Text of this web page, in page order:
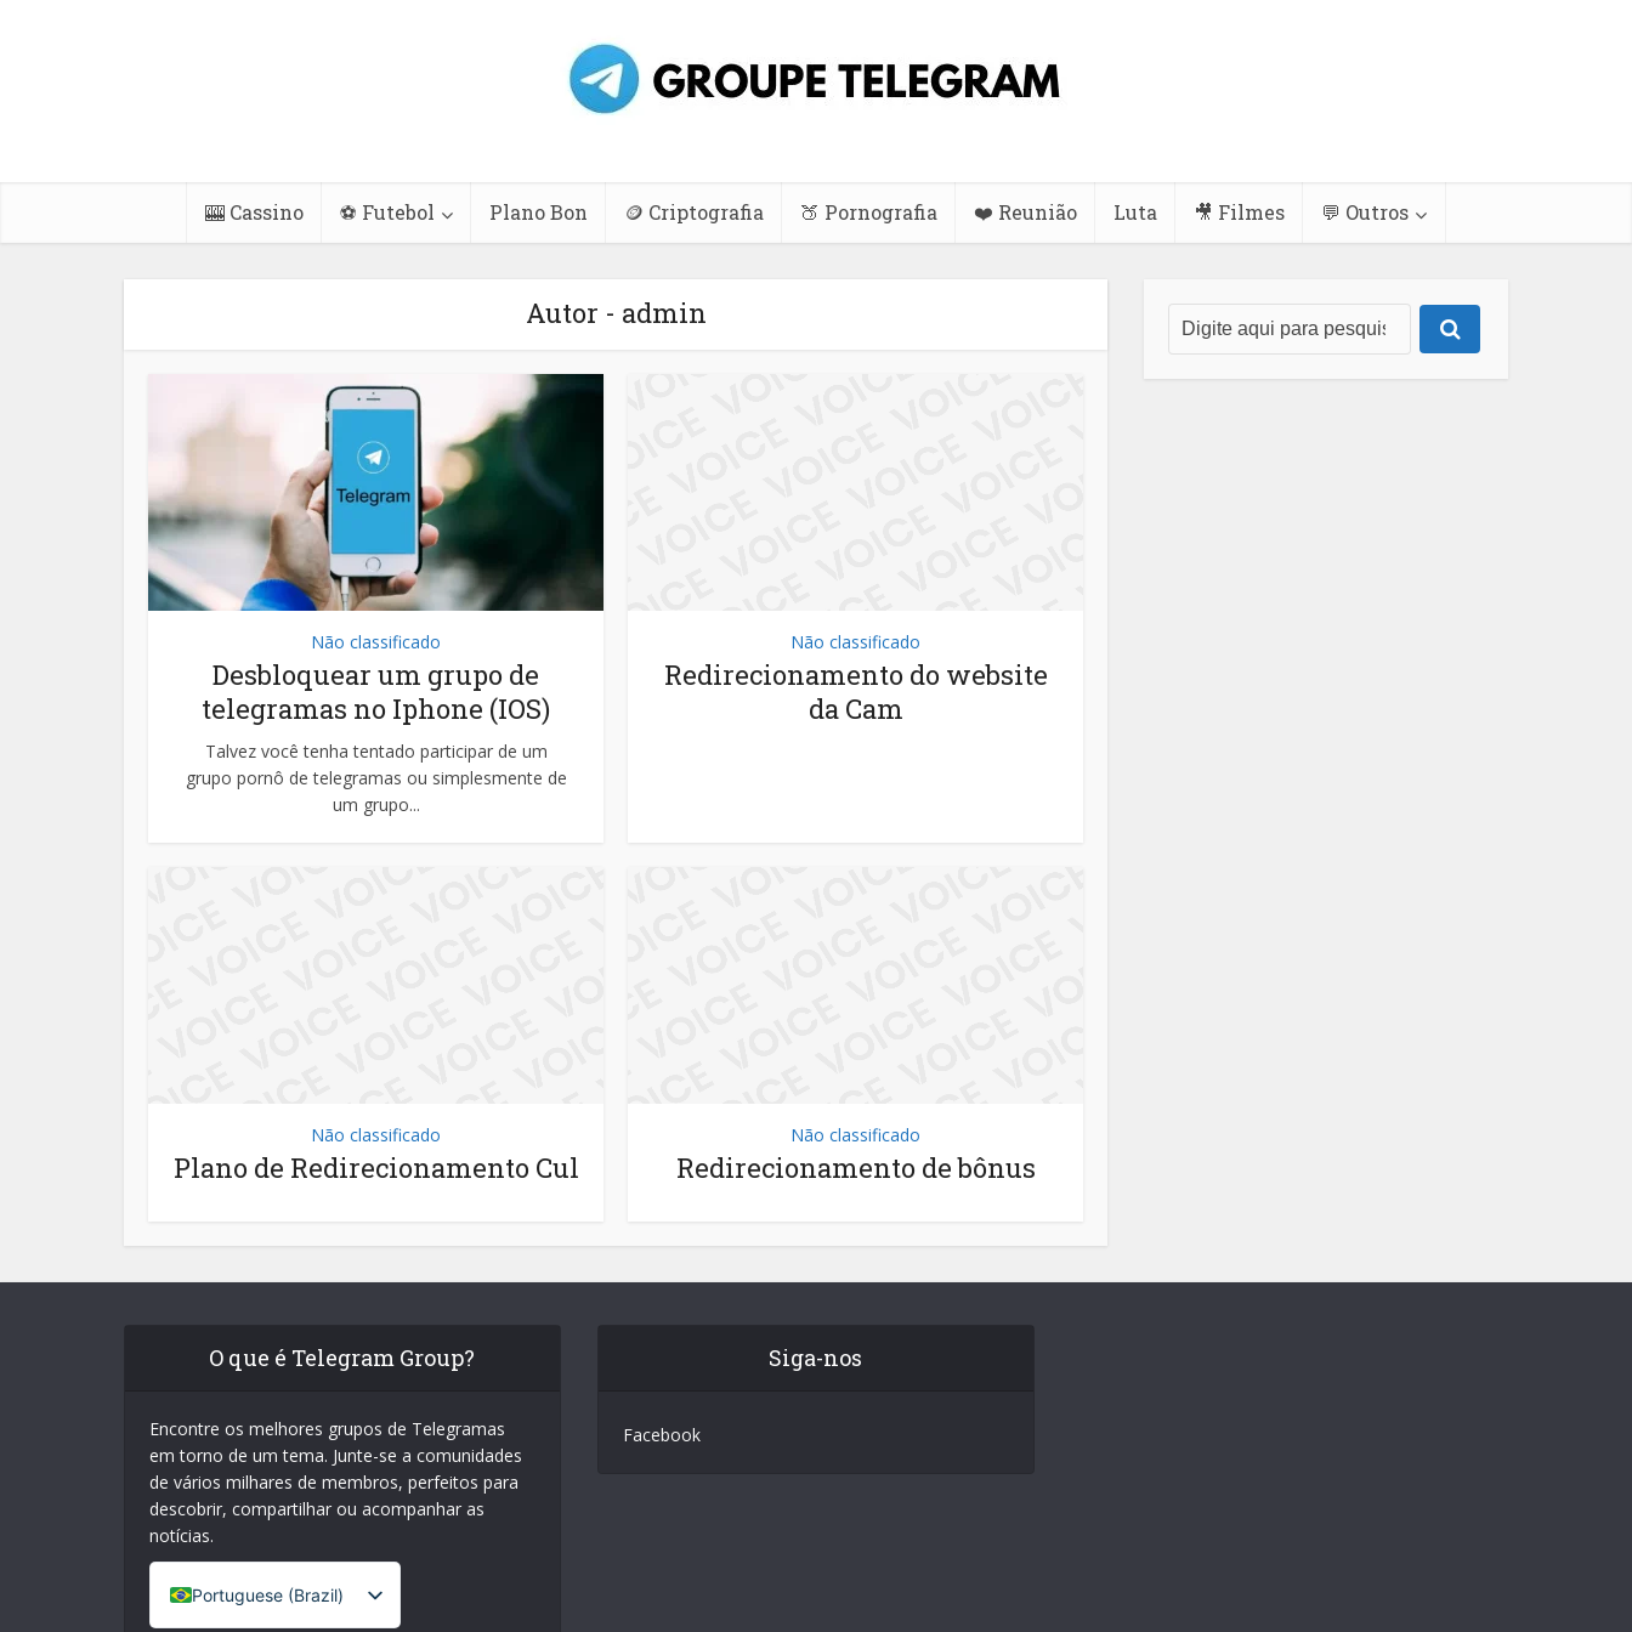
🎰 Cassino ⚽ Futebol Plano Bon 🪙 Criptografia 🍑 Pornografia ❤️ Reunião Luta 🎥 Filmes 💬 Outros
Autor - admin
Não classificado
Desbloquear um grupo de
telegramas no Iphone (IOS)
Talvez você tenha tentado participar de um
grupo pornô de telegramas ou simplesmente de
um grupo...
Não classificado
Redirecionamento do website
da Cam
Não classificado
Plano de Redirecionamento Cul
Não classificado
Redirecionamento de bônus
O que é Telegram Group?
Encontre os melhores grupos de Telegramas
em torno de um tema. Junte-se a comunidades
de vários milhares de membros, perfeitos para
descobrir, compartilhar ou acompanhar as
notícias.
Portuguese (Brazil)
Siga-nos
Facebook